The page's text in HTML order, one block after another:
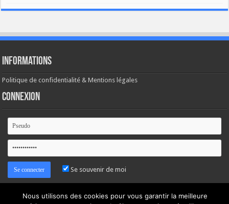
Informations
Politique de confidentialité & Mentions légales
Connexion
Se souvenir de moi
Mot de passe oublié ?
Nous utilisons des cookies pour vous garantir la meilleure